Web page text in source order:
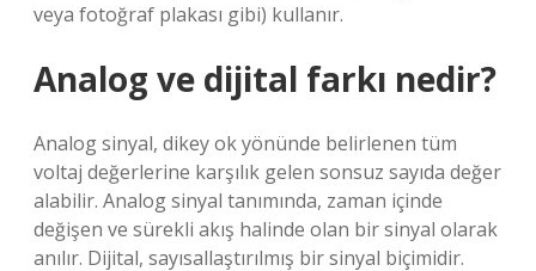
veya fotoğraf plakası gibi) kullanır.
Analog ve dijital farkı nedir?
Analog sinyal, dikey ok yönünde belirlenen tüm
voltaj değerlerine karşılık gelen sonsuz sayıda değer
alabilir. Analog sinyal tanımında, zaman içinde
değişen ve sürekli akış halinde olan bir sinyal olarak
anılır. Dijital, sayısallaştırılmış bir sinyal biçimidir.